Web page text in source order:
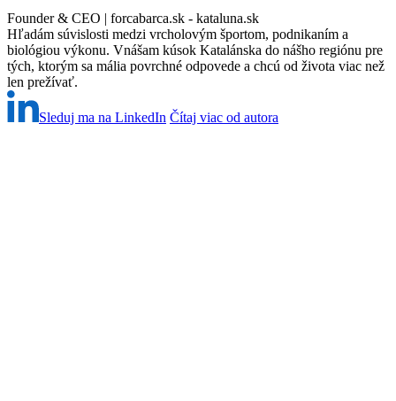
Founder & CEO | forcabarca.sk - kataluna.sk
Hľadám súvislosti medzi vrcholovým športom, podnikaním a
biológiou výkonu. Vnášam kúsok Katalánska do nášho regiónu pre
tých, ktorým sa mália povrchné odpovede a chcú od života viac než
len prežívať.
Sleduj ma na LinkedIn Čítaj viac od autora